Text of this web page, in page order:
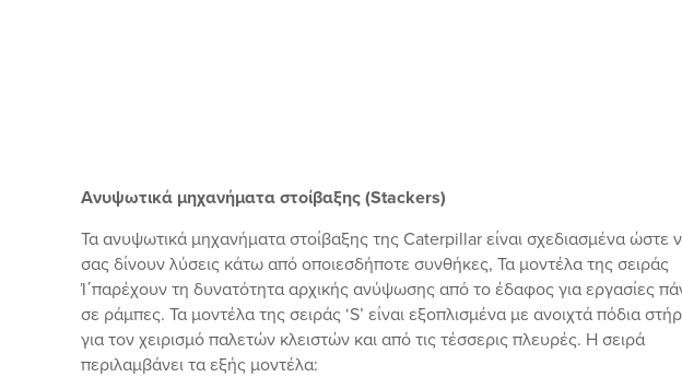
Ανυψωτικά μηχανήματα στοίβαξης (Stackers)
Τα ανυψωτικά μηχανήματα στοίβαξης της Caterpillar είναι σχεδιασμένα ώστε
σας δίνουν λύσεις κάτω από οποιεσδήποτε συνθήκες, Τα μοντέλα της σειράς
Ί΄παρέχουν τη δυνατότητα αρχικής ανύψωσης από το έδαφος για εργασίες
σε ράμπες. Τα μοντέλα της σειράς ‘S’ είναι εξοπλισμένα με ανοιχτά πόδια
για τον χειρισμό παλετών κλειστών και από τις τέσσερις πλευρές. Η σειρά
περιλαμβάνει τα εξής μοντέλα: